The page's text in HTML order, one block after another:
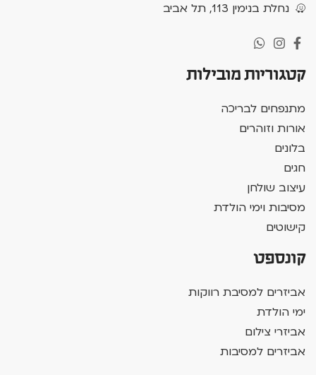
נחלת בנימין 113, תל אביב
קטגוריות מובילות
מתנפחים לבריכה
אורות וזוהרים
בלונים
חגים
עיצוב שולחן
מסיבות וימי הולדת
קישוטים
קונספט
אביזרים למסיבת רווקות
ימי הולדת
אביזרי צילום
אביזרים למסיבות